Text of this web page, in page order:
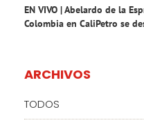
EN VIVO | Abelardo de la
Colombia en CaliPetro se
ARCHIVOS
TODOS